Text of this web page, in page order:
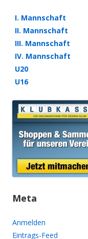
I. Mannschaft
II. Mannschaft
III. Mannschaft
IV. Mannschaft
U20
U16
Meta
Anmelden
Eintrags-Feed